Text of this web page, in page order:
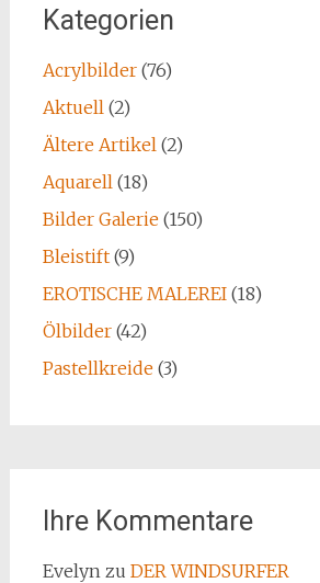
Kategorien
Acrylbilder(76)
Aktuell (2)
Ältere Artikel (2)
Aquarell (18)
Bilder Galerie(150)
Bleistift(9)
EROTISCHE MALEREI(18)
Ölbilder(42)
Pastellkreide(3)
Ihre Kommentare
Evelyn zu DER WINDSURFER